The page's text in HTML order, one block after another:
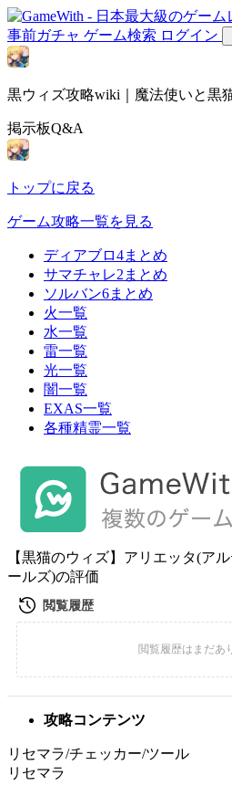
事前ガチャ ゲーム検索 ログイン
黒ウィズ攻略wiki｜魔法使いと黒
掲示板Q&A
トップに戻る
ゲーム攻略一覧を見る
ディアブロ4まとめ
サマチャレ2まとめ
ソルバン6まとめ
火一覧
水一覧
雷一覧
光一覧
闇一覧
EXAS一覧
各種精霊一覧
【黒猫のウィズ】アリエッタ(ア
ールズ)の評価
攻略コンテンツ
リセマラ/チェッカー/ツール
リセマラ